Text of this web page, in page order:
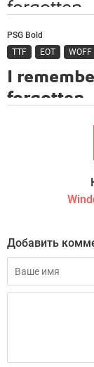
PSG Bold
TTF
EOT WOFF
Добавить